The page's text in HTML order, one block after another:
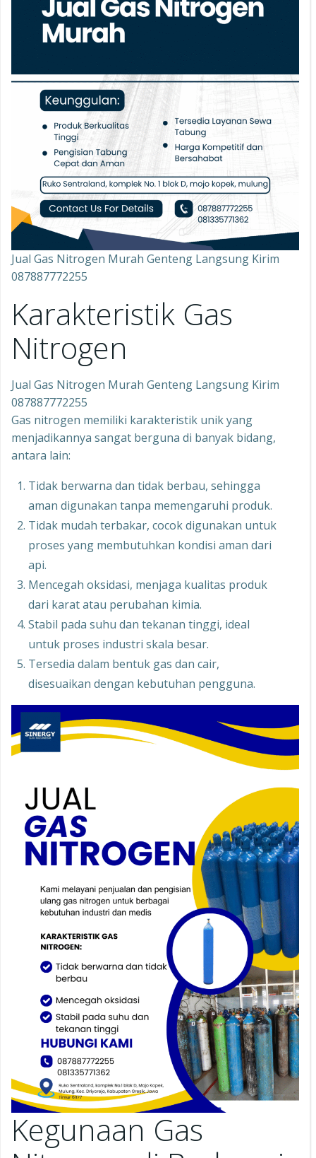
Jual Gas Nitrogen Murah Genteng Langsung Kirim
087887772255
Karakteristik Gas
Nitrogen
Jual Gas Nitrogen Murah Genteng Langsung Kirim
087887772255
Gas nitrogen memiliki karakteristik unik yang
menjadikannya sangat berguna di banyak bidang,
antara lain:
Tidak berwarna dan tidak berbau, sehingga
aman digunakan tanpa memengaruhi produk.
Tidak mudah terbakar, cocok digunakan untuk
proses yang membutuhkan kondisi aman dari
api.
Mencegah oksidasi, menjaga kualitas produk
dari karat atau perubahan kimia.
Stabil pada suhu dan tekanan tinggi, ideal
untuk proses industri skala besar.
Tersedia dalam bentuk gas dan cair,
disesuaikan dengan kebutuhan pengguna.
Kegunaan Gas